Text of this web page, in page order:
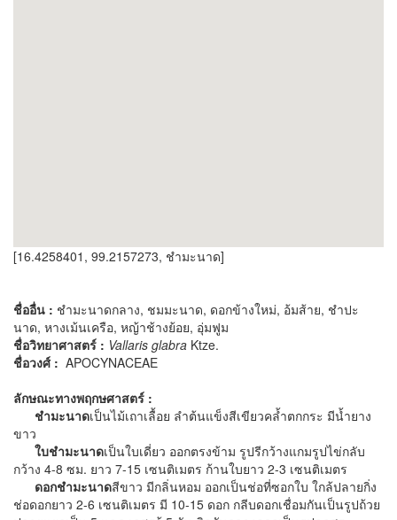
[16.4258401, 99.2157273, ชำมะนาด]
ชื่ออื่น : ชำมะนาดกลาง, ชมมะนาด, ดอกข้างใหม่, อ้มส้าย, ชำปะ
นาด, หางเม้นเครือ, หญ้าช้างย้อย, อุ่มฟูม
ชื่อวิทยาศาสตร์ : Vallaris glabra Ktze.
ชื่อวงศ์ : APOCYNACEAE
ลักษณะทางพฤกษศาสตร์ :
ชำมะนาดเป็นไม้เถาเลื้อย ลำต้นแข็งสีเขียวคล้ำตกกระ มีน้ำยาง
ขาว
ใบชำมะนาดเป็นใบเดี่ยว ออกตรงข้าม รูปรีกว้างแกมรูปไข่กลับ
กว้าง 4-8 ซม. ยาว 7-15 เซนติเมตร ก้านใบยาว 2-3 เซนติเมตร
ดอกชำมะนาดสีขาว มีกลิ่นหอม ออกเป็นช่อที่ซอกใบ ใกล้ปลายกิ่ง
ช่อดอกยาว 2-6 เซนติเมตร มี 10-15 ดอก กลีบดอกเชื่อมกันเป็นรูปถ้วย